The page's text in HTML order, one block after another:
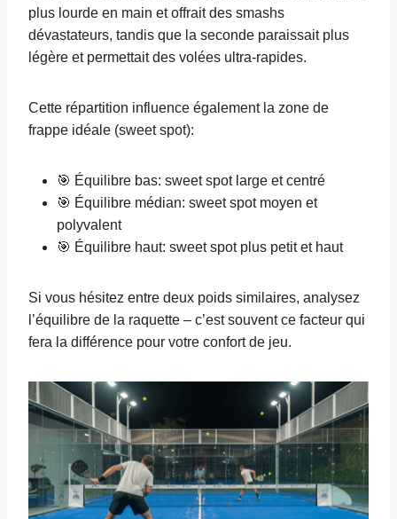
plus lourde en main et offrait des smashs
dévastateurs, tandis que la seconde paraissait plus
légère et permettait des volées ultra-rapides.
Cette répartition influence également la zone de
frappe idéale (sweet spot):
🎯 Équilibre bas: sweet spot large et centré
🎯 Équilibre médian: sweet spot moyen et
polyvalent
🎯 Équilibre haut: sweet spot plus petit et haut
Si vous hésitez entre deux poids similaires, analysez
l’équilibre de la raquette – c’est souvent ce facteur qui
fera la différence pour votre confort de jeu.